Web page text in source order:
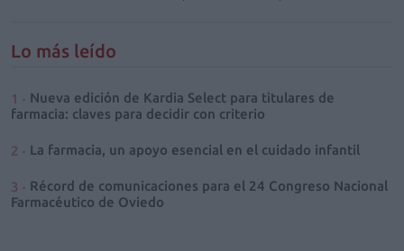
Lo más leído
Nueva edición de Kardia Select para titulares de
farmacia: claves para decidir con criterio
La farmacia, un apoyo esencial en el cuidado infantil
Récord de comunicaciones para el 24 Congreso Nacional
Farmacéutico de Oviedo